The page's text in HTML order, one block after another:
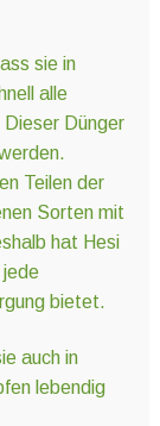
sie in
alle
Dünger
Teilen der
Sorten mit
hat Hesi
bietet.
auch in
lebendig